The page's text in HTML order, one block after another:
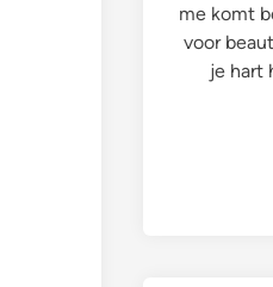
me komt
voor
je hart